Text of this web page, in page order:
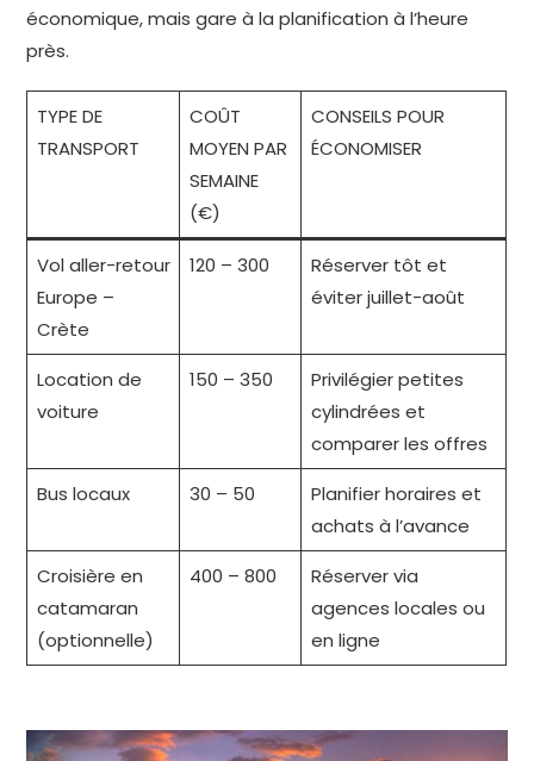
économique, mais gare à la planification à l’heure
près.
TYPE DE
TRANSPORT
COÛT
MOYEN PAR
SEMAINE
(€)
CONSEILS POUR
ÉCONOMISER
Vol aller-retour
Europe –
Crète
120 – 300
Réserver tôt et
éviter juillet-août
Location de
voiture
150 – 350
Privilégier petites
cylindrées et
comparer les offres
Bus locaux
30 – 50
Planifier horaires et
achats à l’avance
Croisière en
catamaran
(optionnelle)
400 – 800
Réserver via
agences locales ou
en ligne